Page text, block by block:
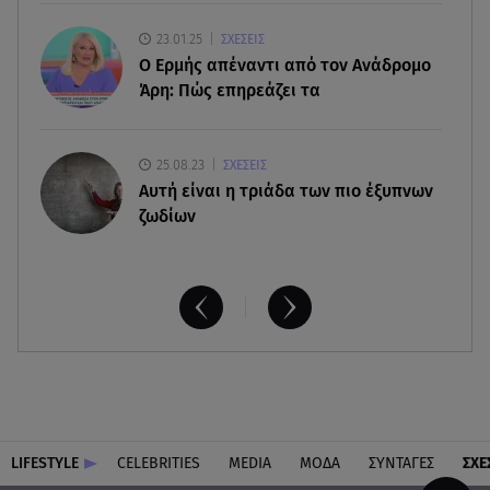
Αλεξάνδρα Νίκα: Η... χρυσή ώρα στο σκάφος με
την καλύτερη παρέα!
23.01.25 ΣΧΕΣΕΙΣ
Ο Ερμής απέναντι από τον Ανάδρομο
Άρη: Πώς επηρεάζει τα
25.08.23 ΣΧΕΣΕΙΣ
Aυτή είναι η τριάδα των πιο έξυπνων
ζωδίων
LIFESTYLE CELEBRITIES MEDIA ΜΟΔΑ ΣΥΝΤΑΓΕΣ